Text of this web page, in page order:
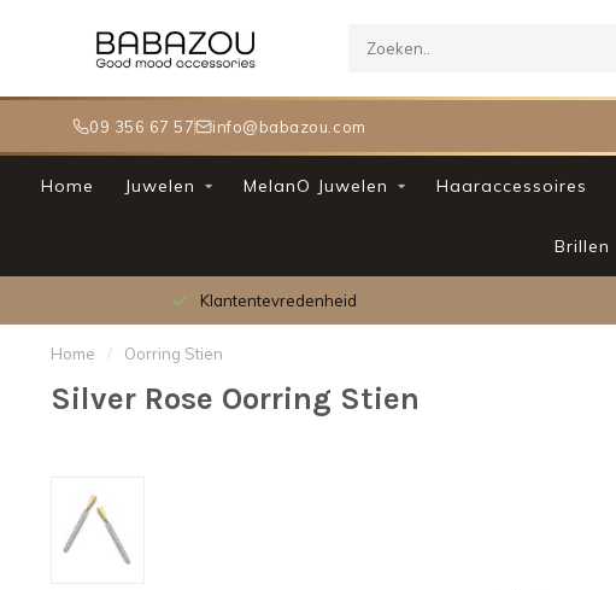
09 356 67 57 info@babazou.com
Home Juwelen MelanO Juwelen Haaraccessoires
Brillen
Klantentevredenheid
Home / Oorring Stien
Silver Rose Oorring Stien